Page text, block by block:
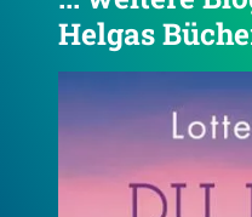
Helgas